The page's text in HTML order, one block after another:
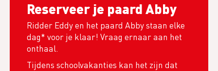
Reserveer je paard Abby
Ridder Eddy en het paard Abby staan elke
dag* voor je klaar! Vraag ernaar aan het
onthaal.
Tijdens schoolvakanties kan het zijn dat